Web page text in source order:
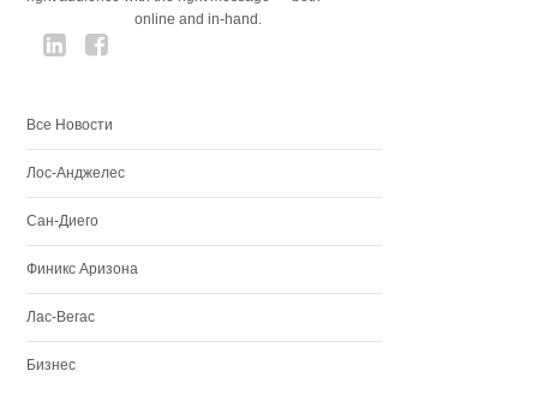
online and in-hand.
Все Новости
Лос-Анджелес
Сан-Диего
Финикс Аризона
Лас-Вегас
Бизнес